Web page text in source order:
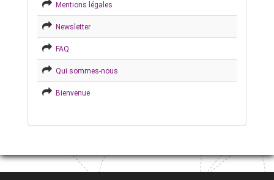
Mentions légales
Newsletter
FAQ
Qui sommes-nous
Bienvenue